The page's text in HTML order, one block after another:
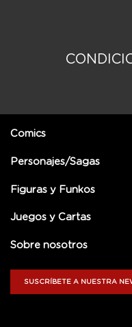
Comics
Personajes/Sagas
Figuras y Funkos
Juegos y Cartas
Sobre nosotros
SUSCRÍBETE A NUESTRA